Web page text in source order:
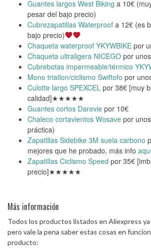
Guantes largos West Biking a 10€
pesar del bajo precio)
Cubrezapatillas Waterproof a 12€ (es
bajo precio)
Chaqueta waterproof YKYWBIKE por
Chaqueta ultraligera NICEGO por
Cubrebotas impermeable/térmico
Mono triatlon/ciclismo Swiftofo por
Culotte largo SPEXCEL por 38€ [muy
calidad]★★★★★
Guantes cortos Darevie por 10€
Chaleco cortavientos Wosave por
práctica)
Zapatillas Sidebike 3M suela carbono
mejores que he probado, más info
Zapatillas Ciclismo Speed por 35€
precio]★★★★★
Más información
Todos los productos listados en Aliexpress
pero vale la pena saber estas cosas en
producto: